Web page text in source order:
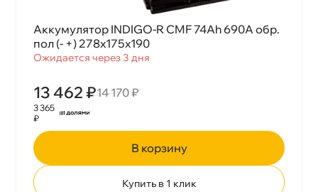
Аккумулятор INDIGO-R CMF 74Ah 690А обр.
пол (- +) 278x175x190
Ожидается через 3 дня
13 462 ₽14 170 ₽
3 365
₽
корзину
Купить в 1 клик